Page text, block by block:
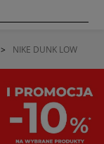
> NIKE DUNK LOW